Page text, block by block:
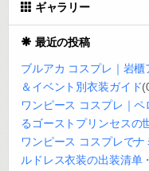
ギャラリー
最近の投稿
ブルアカ コスプレ｜岩
＆イベント別衣装ガイド
ワンピース コスプレ｜
るゴーストプリンセスの
ワンピース コスプレで
ルドレス衣装の出装清单